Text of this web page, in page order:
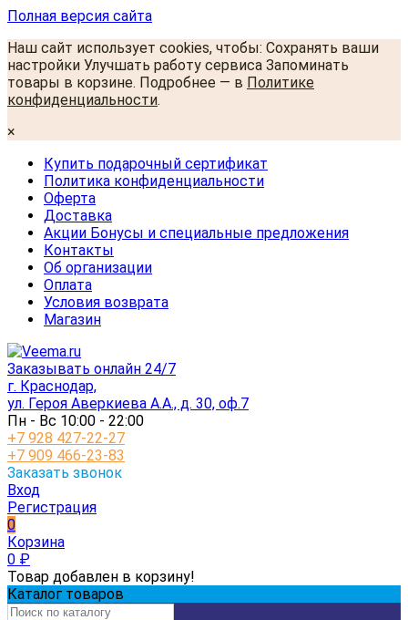
Полная версия сайта
Наш сайт использует cookies, чтобы: Сохранять ваши
настройки Улучшать работу сервиса Запоминать
товары в корзине. Подробнее — в Политике
конфиденциальности.
×
Купить подарочный сертификат
Политика конфиденциальности
Оферта
Доставка
Акции Бонусы и специальные предложения
Контакты
Об организации
Оплата
Условия возврата
Магазин
Заказывать онлайн 24/7
г. Краснодар,
ул. Героя Аверкиева А.А., д. 30, оф.7
Пн - Вс 10:00 - 22:00
+7 928 427-22-27
+7 909 466-23-83
Заказать звонок
Вход
Регистрация
0
Корзина
0 ₽
Товар добавлен в корзину!
Каталог товаров